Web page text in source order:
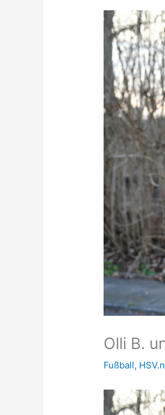
Olli B.
Fußball,